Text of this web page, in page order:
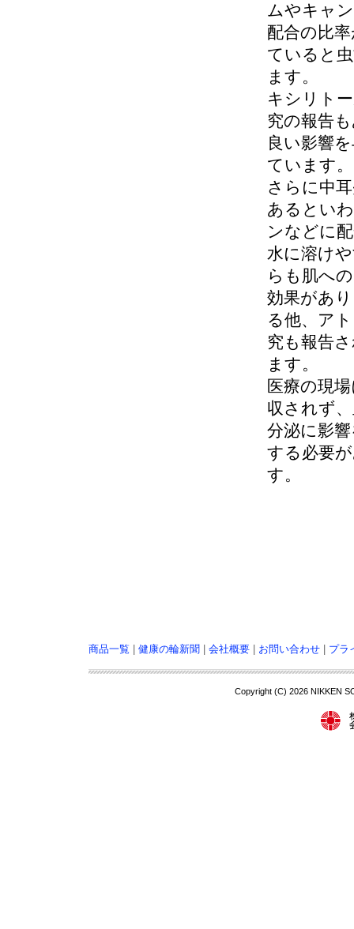
ムやキャ
配合の比
ていると
ます。
キシリト
究の報告
良い影響
ています。
さらに中
あるとい
ンなどに
水に溶け
らも肌へ
効果があ
る他、ア
究も報告
ます。
医療の現
収されず
分泌に影
する必要
す。
商品一覧 健康の輪新聞 会社概要 お問い合わせ プラ
Copyright (C) 2026 NIKKEN